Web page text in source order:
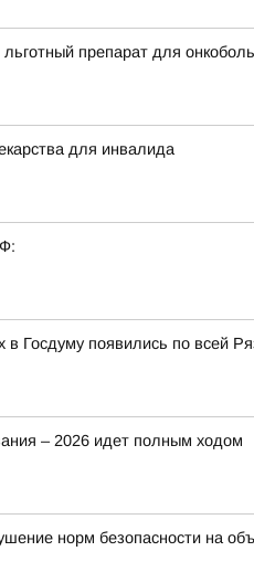
препарат для
для инвалида
Госдуму появились по всей
– 2026 идет полным ходом
норм безопасности на